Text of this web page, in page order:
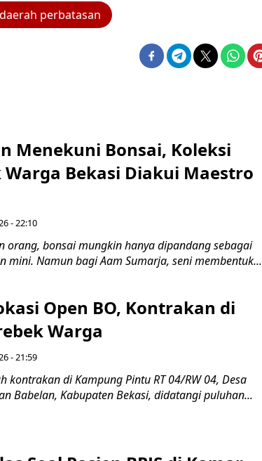
perbatasan
Menekuni Bonsai, Koleksi
Bekasi Diakui Maestro
- 22:10
orang, bonsai mungkin hanya dipandang sebagai
mini. Namun bagi Aam Sumarja, seni membentuk...
Open BO, Kontrakan di
Warga
- 21:59
kontrakan di Kampung Pintu RT 04/RW 04, Desa
Babelan, Kabupaten Bekasi, didatangi puluhan...